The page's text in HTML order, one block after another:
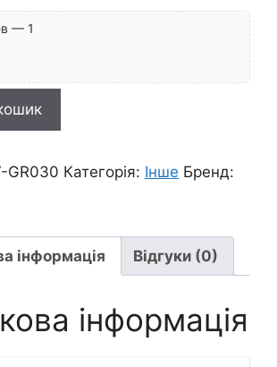
— 1
GR030 Категорія: Інше Бренд:
інформація Відгуки (0)
інформація